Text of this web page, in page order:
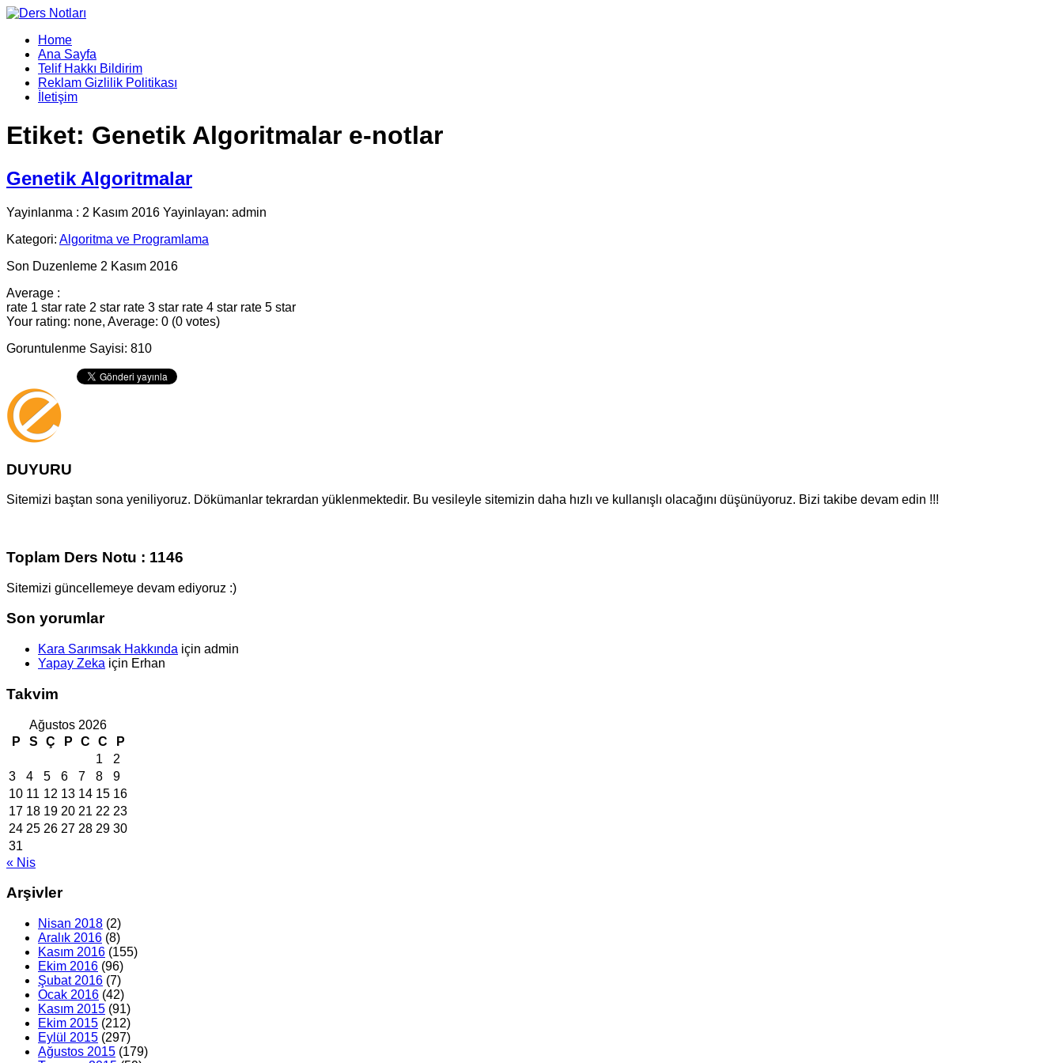
Home
Ana Sayfa
Telif Hakkı Bildirim
Reklam Gizlilik Politikası
İletişim
Etiket: Genetik Algoritmalar e-notlar
Genetik Algoritmalar
Yayinlanma : 2 Kasım 2016 Yayinlayan: admin
Kategori: Algoritma ve Programlama
Son Duzenleme 2 Kasım 2016
Average :
rate 1 star rate 2 star rate 3 star rate 4 star rate 5 star
Your rating: none, Average: 0 (0 votes)
Goruntulenme Sayisi: 810
DUYURU
Sitemizi baştan sona yeniliyoruz. Dökümanlar tekrardan yüklenmektedir. Bu vesileyle sitemizin daha hızlı ve kullanışlı olacağını düşünüyoruz. Bizi takibe devam edin !!!
Toplam Ders Notu : 1146
Sitemizi güncellemeye devam ediyoruz :)
Son yorumlar
Kara Sarımsak Hakkında için admin
Yapay Zeka için Erhan
Takvim
Ağustos 2026
P
S Ç P C C
P
1
2
3
4 5 6 7 8
9
10 11 12 13 14 15 16
17 18 19 20 21 22 23
24 25 26 27 28 29 30
31
« Nis
Arşivler
Nisan 2018 (2)
Aralık 2016 (8)
Kasım 2016 (155)
Ekim 2016 (96)
Şubat 2016 (7)
Ocak 2016 (42)
Kasım 2015 (91)
Ekim 2015 (212)
Eylül 2015 (297)
Ağustos 2015 (179)